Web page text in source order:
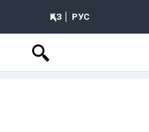
ҚАЗ РУС